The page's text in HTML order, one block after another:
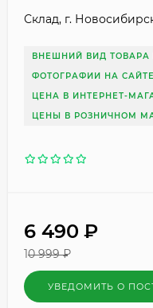
Склад, г.
ВНЕШНИЙ ВИД ТОВАРА
ФОТОГРАФИИ НА
ЦЕНА В ИНТЕРНЕТ-
ЦЕНЫ В РОЗНИЧНОМ
6 490 ₽
10 999 ₽
УВЕДОМИТЬ О